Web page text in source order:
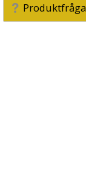
Produktfråga